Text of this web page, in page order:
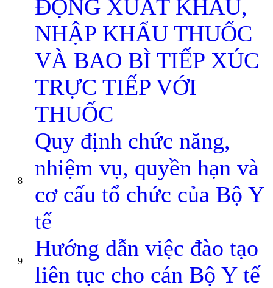
ĐỘNG XUẤT KHẨU,
NHẬP KHẨU THUỐC
VÀ BAO BÌ TIẾP XÚC
TRỰC TIẾP VỚI
THUỐC
8
Quy định chức năng,
nhiệm vụ, quyền hạn và
cơ cấu tổ chức của Bộ Y
tế
9
Hướng dẫn việc đào tạo
liên tục cho cán Bộ Y tế